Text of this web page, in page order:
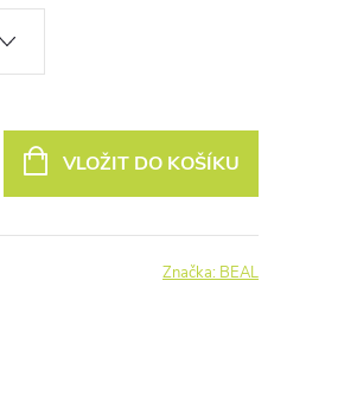
VLOŽIT DO KOŠÍKU
Značka: BEAL